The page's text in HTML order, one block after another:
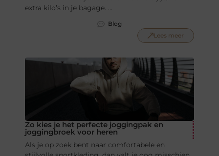
extra kilo’s in je bagage. ...
Blog
Lees meer
Zo kies je het perfecte joggingpak en
joggingbroek voor heren
Als je op zoek bent naar comfortabele en